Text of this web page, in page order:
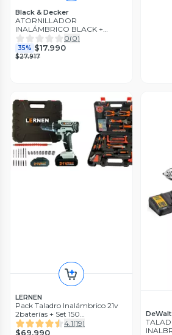
Black & Decker
ATORNILLADOR
INALÁMBRICO BLACK +
DECKER BD40K4-LA 4V + 4
ACC. +USB
0(0)
35% $17.990
$27.917
LERNEN
Pack Taladro Inalámbrico 21v
2baterías + Set 150
Herramientas4.1(19)
$69.990
DeWalt